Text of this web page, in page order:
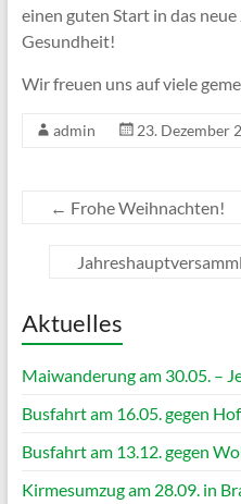
einen guten Start in das
Gesundheit!
Wir freuen uns auf viele
admin 23. Dezember
← Frohe Weihnachten!
Aktuelles
Maiwanderung am 30.05. –
Busfahrt am 16.05. gegen
Busfahrt am 13.12. gegen
Kirmesumzug am 28.09. in